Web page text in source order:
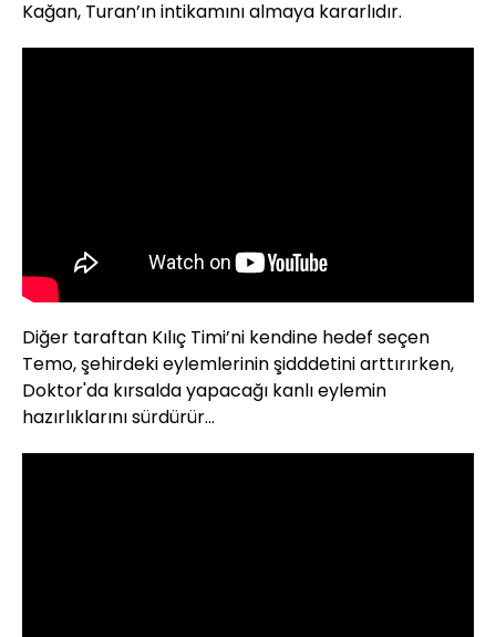
Kağan, Turan’ın intikamını almaya kararlıdır.
Diğer taraftan Kılıç Timi’ni kendine hedef seçen
Temo, şehirdeki eylemlerinin şidddetini arttırırken,
Doktor'da kırsalda yapacağı kanlı eylemin
hazırlıklarını sürdürür...